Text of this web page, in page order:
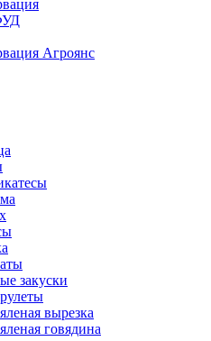
Агроянс
закуски
вырезка
говядина